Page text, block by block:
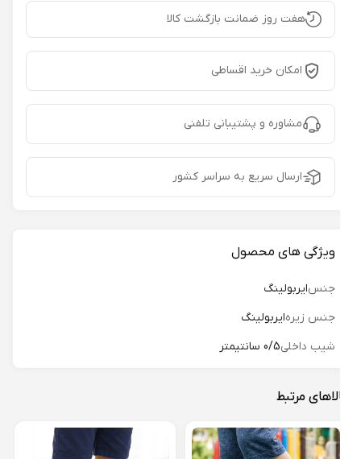
هفت روز ضمانت بازگشت کالا
امکان خرید اقساطی
مشاوره و پشتیبانی تلفنی
ارسال سریع به سراسر کشور
ویژگی های محصول
جنسایربولینگ
جنس زیره ایربولینگ
شیب داخلی0/5 سانتیمتر
مرتبط